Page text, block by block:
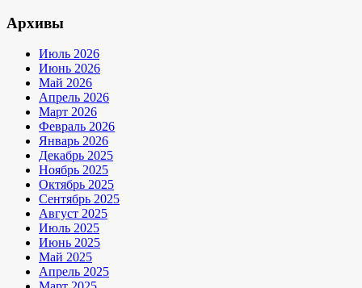
Архивы
Июль 2026
Июнь 2026
Май 2026
Апрель 2026
Март 2026
Февраль 2026
Январь 2026
Декабрь 2025
Ноябрь 2025
Октябрь 2025
Сентябрь 2025
Август 2025
Июль 2025
Июнь 2025
Май 2025
Апрель 2025